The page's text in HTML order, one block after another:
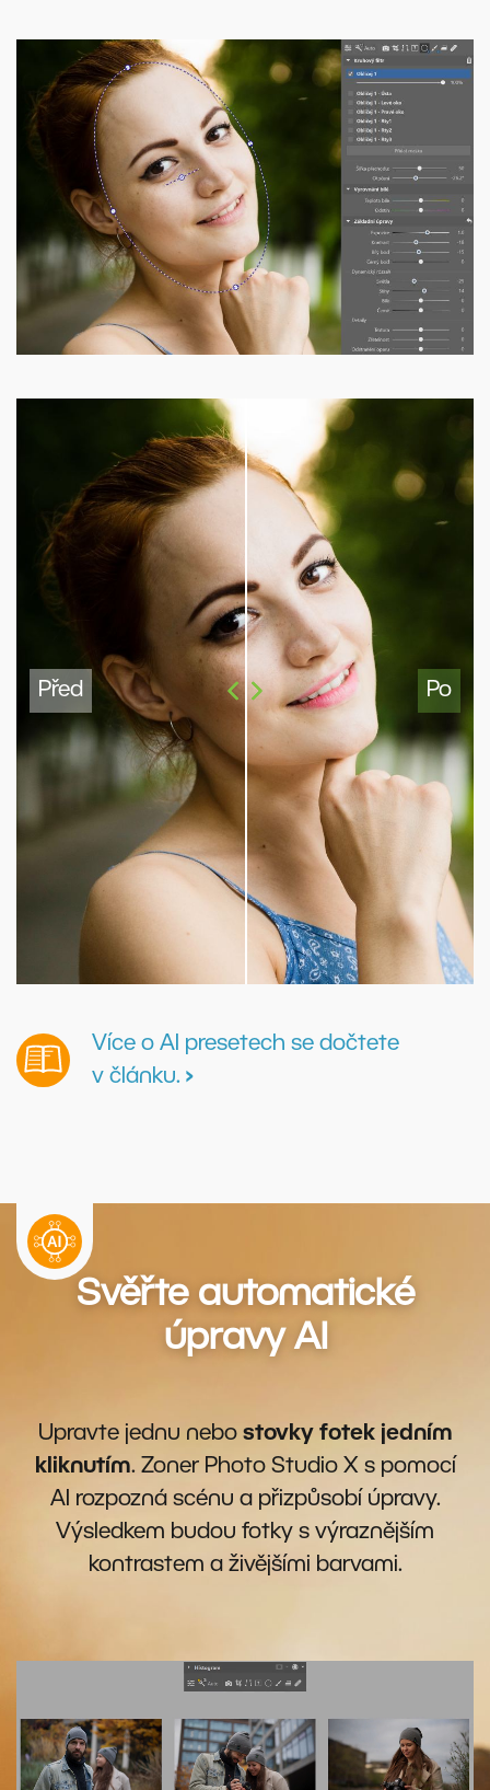
Více o AI presetech se dočtete
v článku. ›
Svěřte automatické
úpravy AI
Upravte jednu nebo stovky fotek jedním
kliknutím. Zoner Photo Studio X s pomocí
AI rozpozná scénu a přizpůsobí úpravy.
Výsledkem budou fotky s výraznějším
kontrastem a živějšími barvami.